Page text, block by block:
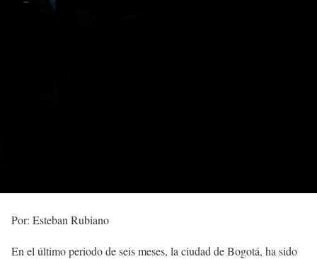
Por: Esteban Rubiano
En el último periodo de seis meses, la ciudad de Bogotá, ha sido